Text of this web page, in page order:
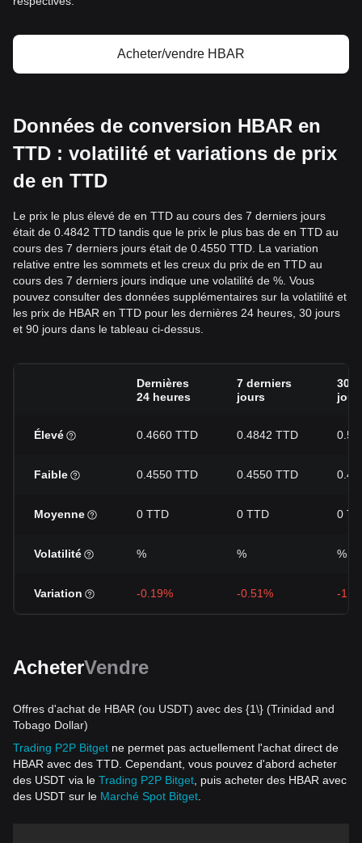
Acheter/vendre HBAR
Données de conversion HBAR en
TTD : volatilité et variations de prix
de en TTD
Le prix le plus élevé de en TTD au cours des 7 derniers jours
était de 0.4842 TTD tandis que le prix le plus bas de en TTD au
cours des 7 derniers jours était de 0.4550 TTD. La variation
relative entre les sommets et les creux du prix de en TTD au
cours des 7 derniers jours indique une volatilité de %. Vous
pouvez consulter des données supplémentaires sur la volatilité et
les prix de HBAR en TTD pour les dernières 24 heures, 30 jours
et 90 jours dans le tableau ci-dessus.
Dernières
24 heures
7 derniers
jours
30
Élevé 0.4660 TTD 0.4842 TTD
Faible 0.4550 TTD 0.4550 TTD
Moyenne 0 TTD 0 TTD 0
Volatilité % % %
Variation -0.19% -0.51% -
AcheterVendre
Offres d'achat de HBAR (ou USDT) avec des {1\} (Trinidad and
Tobago Dollar)
Trading P2P Bitget ne permet pas actuellement l'achat direct de
HBAR avec des TTD. Cependant, vous pouvez d'abord acheter
des USDT via le Trading P2P Bitget , puis acheter des HBAR avec
des USDT sur le Marché Spot Bitget